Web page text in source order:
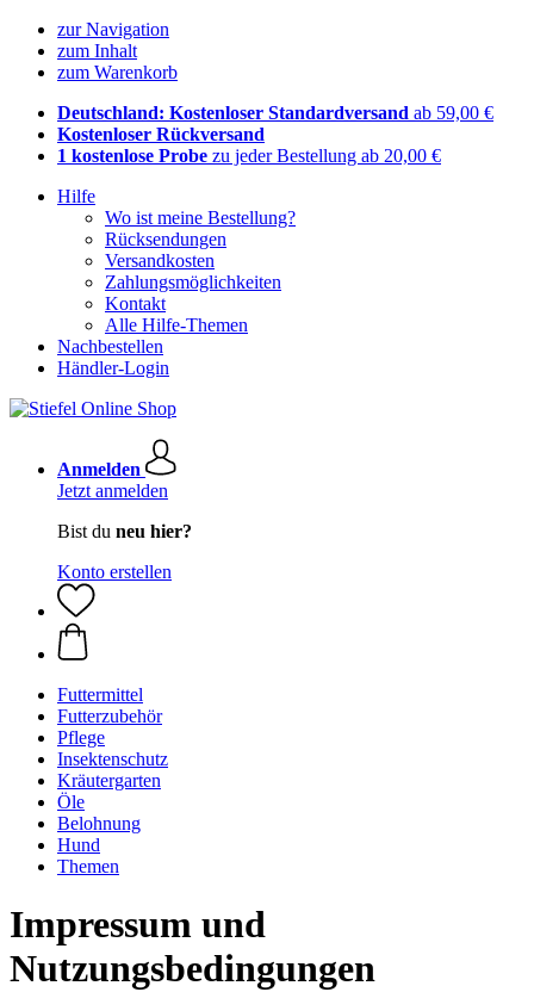
zur Navigation
zum Inhalt
zum Warenkorb
Deutschland: Kostenloser Standardversand ab 59,00 €
Kostenloser Rückversand
1 kostenlose Probe zu jeder Bestellung ab 20,00 €
Hilfe
Wo ist meine Bestellung?
Rücksendungen
Versandkosten
Zahlungsmöglichkeiten
Kontakt
Alle Hilfe-Themen
Nachbestellen
Händler-Login
Anmelden
Jetzt anmelden
Bist du neu hier?
Konto erstellen
Futtermittel
Futterzubehör
Pflege
Insektenschutz
Kräutergarten
Öle
Belohnung
Hund
Themen
Impressum und
Nutzungsbedingungen